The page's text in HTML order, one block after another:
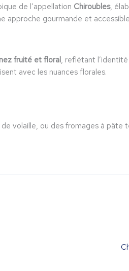
de l’appellation Chiroubles,
approche gourmande et
nez fruité et floral, reflétant
avec les nuances florales.
volaille, ou des fromages à pâte